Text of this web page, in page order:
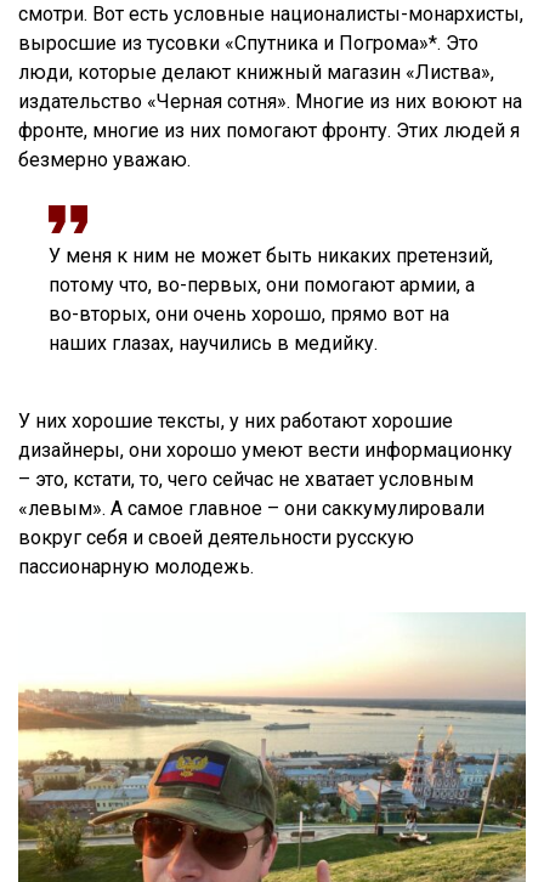
смотри. Вот есть условные националисты-монархисты,
выросшие из тусовки «Спутника и Погрома»*. Это
люди, которые делают книжный магазин «Листва»,
издательство «Черная сотня». Многие из них воюют на
фронте, многие из них помогают фронту. Этих людей я
безмерно уважаю.
У меня к ним не может быть никаких претензий,
потому что, во-первых, они помогают армии, а
во-вторых, они очень хорошо, прямо вот на
наших глазах, научились в медийку.
У них хорошие тексты, у них работают хорошие
дизайнеры, они хорошо умеют вести информационку
– это, кстати, то, чего сейчас не хватает условным
«левым». А самое главное – они саккумулировали
вокруг себя и своей деятельности русскую
пассионарную молодежь.